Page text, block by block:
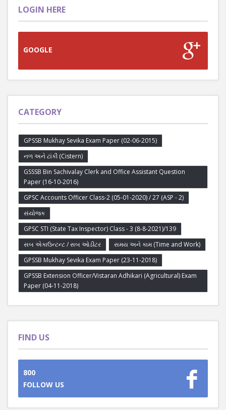
LOGIN HERE
GOOGLE
CATEGORY
GPSSB Mukhay Sevika Exam Paper (02-06-2015)
નળ અને ટાંકી (Cistern)
GSSSB Bin Sachivalay Clerk and Office Assistant Question
Paper (16-10-2016)
GPSC Accounts Officer Class-2 (05-01-2020) / 27 (ASP - 2)
સંયોજક
GPSC STI (State Tax Inspector) Class - 3 (8-8-2021)/139
સબ એકાઉન્ટન્ટ / સબ ઓડીટર
સમય અને કામ (Time and Work)
GPSSB Mukhay Sevika Exam Paper (23-11-2018)
GPSSB Extension Officer/Vistaran Adhikari (Agricultural) Exam
Paper (04-11-2018)
FIND US
800
FOLLOW US